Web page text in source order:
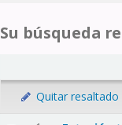
Su búsqueda
Quitar resaltado